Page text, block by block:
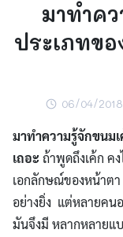
มาทำค
ประเภทข
06/04/2018
มาทำความรู้จักขนม
เถอะถ้าพูดถึงเค้ก ค
เอกลักษณ์ของหน้าต
อย่างยิ่ง แต่หลายคน
มันจึงมี หลากหลายแ